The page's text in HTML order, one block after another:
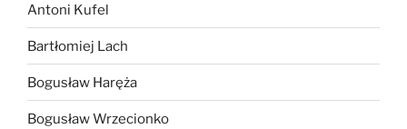
Antoni Kufel
Bartłomiej Lach
Bogusław Haręża
Bogusław Wrzecionko